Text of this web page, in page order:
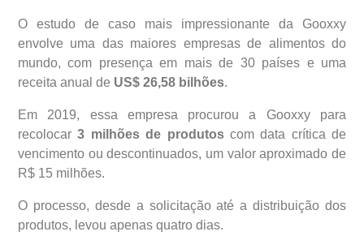
O estudo de caso mais impressionante da Gooxxy
envolve uma das maiores empresas de alimentos do
mundo, com presença em mais de 30 países e uma
receita anual de US$ 26,58 bilhões.
Em 2019, essa empresa procurou a Gooxxy para
recolocar3 milhões de produtoscom data crítica de
vencimento ou descontinuados, um valor aproximado de
R$ 15 milhões.
O processo, desde a solicitação até a distribuição dos
produtos, levou apenas quatro dias.